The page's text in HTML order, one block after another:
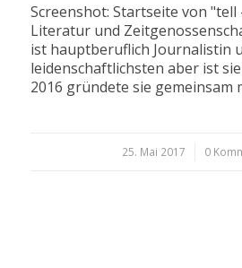
Screenshot: Startseite von
Literatur und
ist hauptberuflich Journalistin
leidenschaftlichsten aber ist
2016 gründete sie gemeinsam
25. Mai 2017 0